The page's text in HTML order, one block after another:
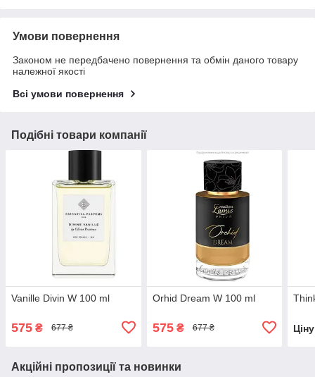
Умови повернення
Законом не передбачено повернення та обмін даного товару
належної якості
Всі умови повернення
Подібні товари компанії
Vanille Divin W 100 ml
575 ₴ 677 ₴
Orhid Dream W 100 ml
575₴ 677 ₴
Акційні пропозиції та новинки